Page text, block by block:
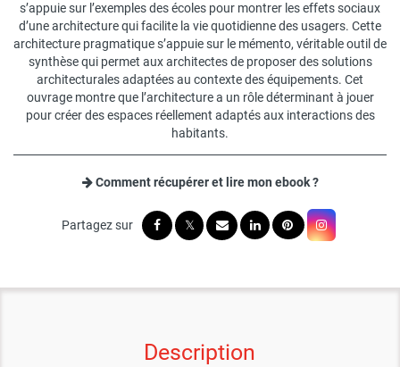
s’appuie sur l’exemples des écoles pour montrer les effets sociaux
d’une architecture qui facilite la vie quotidienne des usagers. Cette
architecture pragmatique s’appuie sur le mémento, véritable outil de
synthèse qui permet aux architectes de proposer des solutions
architecturales adaptées au contexte des équipements. Cet
ouvrage montre que l’architecture a un rôle déterminant à jouer
pour créer des espaces réellement adaptés aux interactions des
habitants.
Comment récupérer et lire mon ebook ?
Description